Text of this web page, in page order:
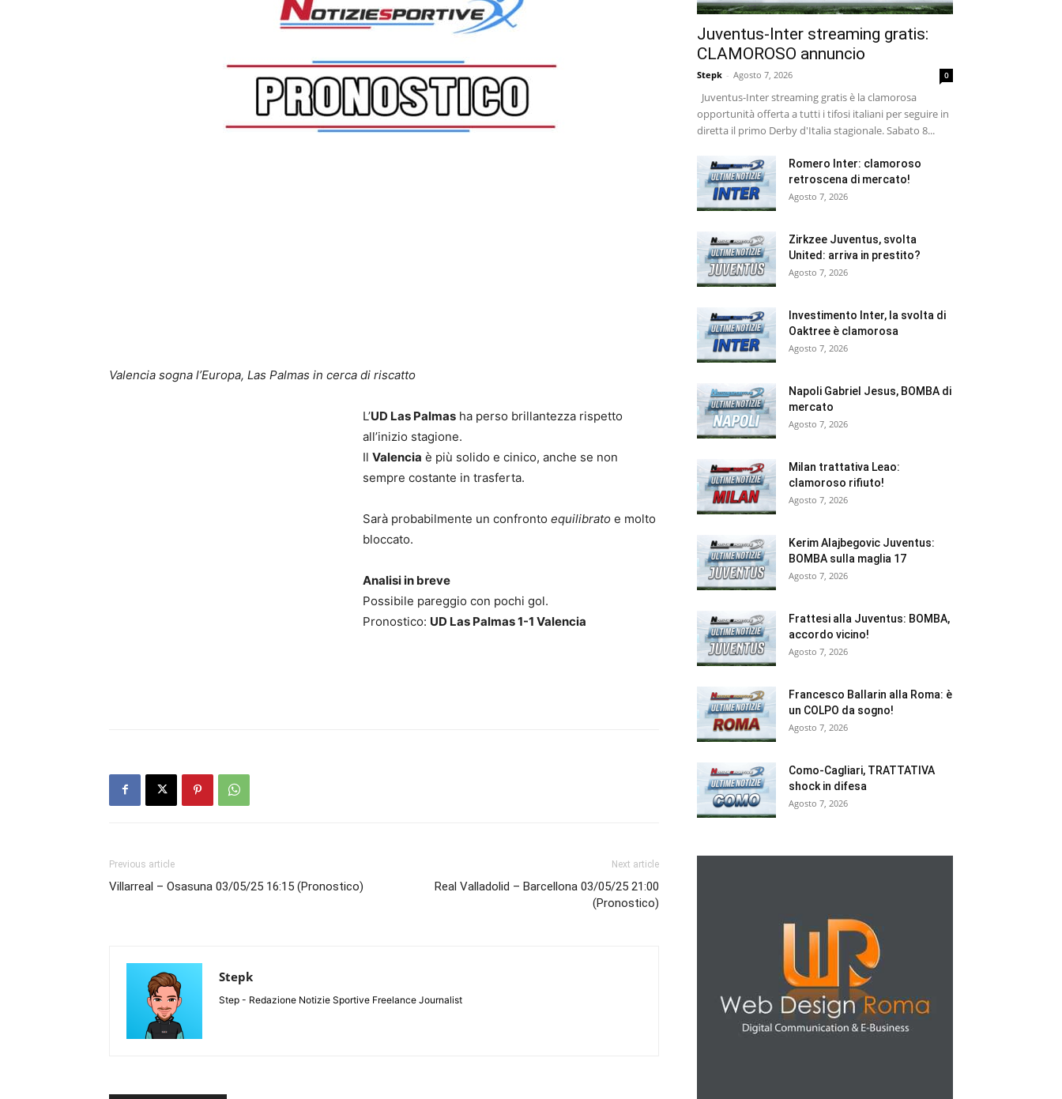
Valencia sogna l’Europa, Las Palmas in cerca di riscatto
L’UD Las Palmas ha perso brillantezza rispetto
all’inizio stagione.
Il Valencia è più solido e cinico, anche se non
sempre costante in trasferta.
Sarà probabilmente un confronto equilibrato e molto
bloccato.
Analisi in breve
Possibile pareggio con pochi gol.
Pronostico: UD Las Palmas 1-1 Valencia
Previous article
Villarreal – Osasuna 03/05/25 16:15 (Pronostico)
Next article
Real Valladolid – Barcellona 03/05/25 21:00
(Pronostico)
Stepk
Step - Redazione Notizie Sportive Freelance Journalist
Juventus-Inter streaming gratis:
CLAMOROSO annuncio
Stepk - Agosto 7, 2026 0
Juventus-Inter streaming gratis è la clamorosa
opportunità offerta a tutti i tifosi italiani per seguire in
diretta il primo Derby d'Italia stagionale. Sabato 8...
Romero Inter: clamoroso
retroscena di mercato!
Agosto 7, 2026
Zirkzee Juventus, svolta
United: arriva in prestito?
Agosto 7, 2026
Investimento Inter, la svolta di
Oaktree è clamorosa
Agosto 7, 2026
Napoli Gabriel Jesus, BOMBA di
mercato
Agosto 7, 2026
Milan trattativa Leao:
clamoroso rifiuto!
Agosto 7, 2026
Kerim Alajbegovic Juventus:
BOMBA sulla maglia 17
Agosto 7, 2026
Frattesi alla Juventus: BOMBA,
accordo vicino!
Agosto 7, 2026
Francesco Ballarin alla Roma: è
un COLPO da sogno!
Agosto 7, 2026
Como-Cagliari, TRATTATIVA
shock in difesa
Agosto 7, 2026